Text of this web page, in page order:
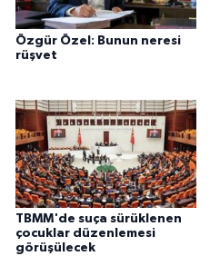
Özgür Özel: Bunun neresi
rüşvet
TBMM'de suça sürüklenen
çocuklar düzenlemesi
görüşülecek